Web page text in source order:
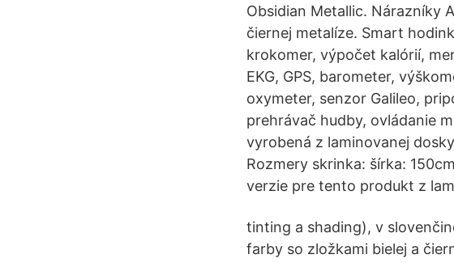
Obsidian Metallic. Nárazníky
čiernej metalíze. Smart
krokomer, výpočet kalórií,
EKG, GPS, barometer,
oxymeter, senzor Galileo,
prehrávač hudby, ovládanie
vyrobená z laminovanej
Rozmery skrinka: šírka:
verzie pre tento produkt z
tinting a shading), v
farby so zložkami bielej a